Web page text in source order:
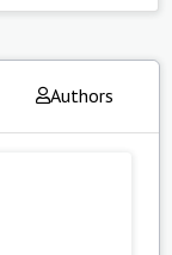
Authors